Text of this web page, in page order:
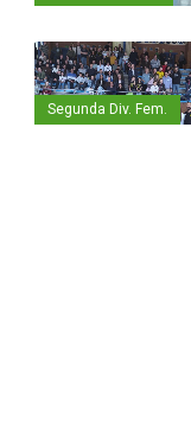
Segunda Div. Fem.